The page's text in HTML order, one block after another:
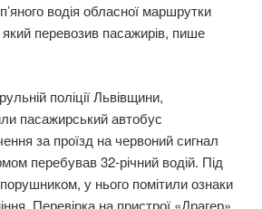
водія обласної маршрутки
перевозив пасажирів, пише
поліції Львівщини,
пасажирський автобус
за проїзд на червоний сигнал
перебував 32-річний водій. Під
порушником, у нього помітили ознаки
Перевірка на пристрої «Драгер»